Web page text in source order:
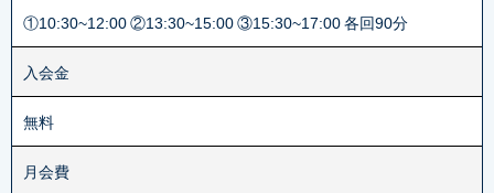
①10:30~12:00 ②13:30~15:00 ③15:30~17:00 各回90分
入会金
無料
月会費